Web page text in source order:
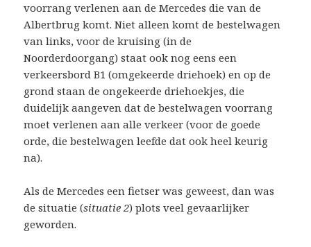
voorrang verlenen aan de Mercedes die van de
Albertbrug komt. Niet alleen komt de bestelwagen
van links, voor de kruising (in de
Noorderdoorgang) staat ook nog eens een
verkeersbord B1 (omgekeerde driehoek) en op de
grond staan de ongekeerde driehoekjes, die
duidelijk aangeven dat de bestelwagen voorrang
moet verlenen aan alle verkeer (voor de goede
orde, die bestelwagen leefde dat ook heel keurig
na).
Als de Mercedes een fietser was geweest, dan was
de situatie (situatie 2) plots veel gevaarlijker
geworden.